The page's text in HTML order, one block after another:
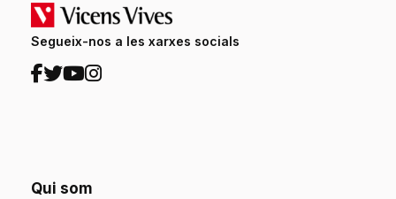
Segueix-nos a les xarxes socials
Qui som